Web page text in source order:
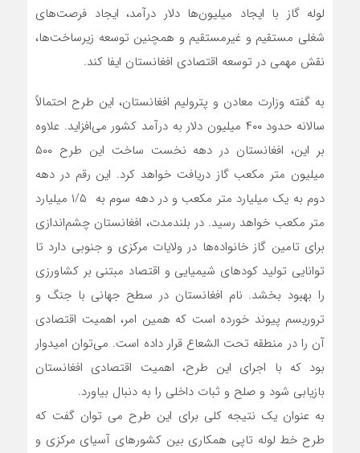
لوله گاز با ایجاد میلیون‌ها دلار درآمد، ایجاد فرصت‌های
شغلی مستقیم و غیرمستقیم و همچنین توسعه زیرساخت‌ها،
نقش مهمی در توسعه اقتصادی افغانستان ایفا کند.
به گفته وزارت معادن و پترولیم افغانستان، این طرح احتمالاً
سالانه حدود ۴۰۰ میلیون دلار به درآمد کشور می‌افزاید. علاوه
بر این، افغانستان در دهه نخست ساخت این طرح ۵۰۰
میلیون متر مکعب گاز دریافت خواهد کرد. این رقم در دهه
دوم به یک میلیارد متر مکعب و در دهه سوم به ۱/۵ میلیارد
متر مکعب خواهد رسید. در بلندمدت، افغانستان چشم‌اندازی
برای تامین گاز خانواده‌ها در ولایات مرکزی و جنوبی دارد تا
توانایی تولید کودهای شیمیایی و اقتصاد مبتنی بر کشاورزی
را بهبود بخشد. نام افغانستان در سطح جهانی با جنگ و
تروریسم پیوند خورده است که همین امر، اهمیت اقتصادی
آن را در منطقه تحت الشعاع قرار داده است. می‌توان امیدوار
بود که با اجرای این طرح، اهمیت اقتصادی افغانستان
بازیابی شود و صلح و ثبات داخلی را به دنبال بیاورد.
به عنوان یک نتیجه کلی برای این طرح می توان گفت که
طرح خط لوله تاپی همکاری بین کشورهای آسیای مرکزی و